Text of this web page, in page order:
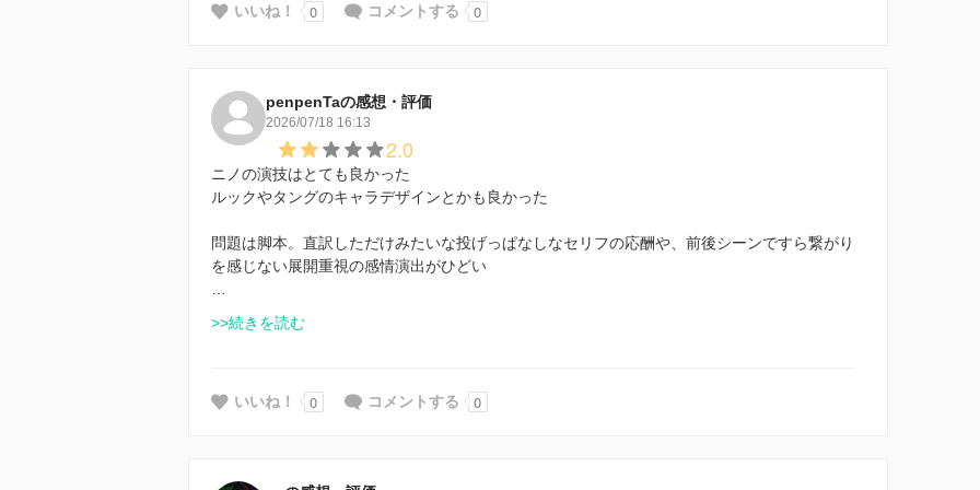
いいね！ 0 コメントする 0
penpenTaの感想・評価
2026/07/18 16:13
2.0
ニノの演技はとても良かった
ルックやタングのキャラデザインとかも良かった
問題は脚本。直訳しただけみたいな投げっぱなしなセリフの応酬や、前後シーンですら繋がり
を感じない展開重視の感情演出がひどい
>>続きを読む
いいね！ 0 コメントする 0